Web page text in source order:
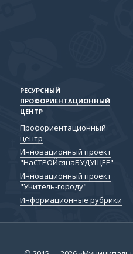
РЕСУРСНЫЙ
ПРОФОРИЕНТАЦИОННЫЙ
ЦЕНТР
Профориентационный
центр
Инновационный проект
"НаСТРОЙсянаБУДУЩЕЕ"
Инновационный проект
"Учитель-городу"
Информационные рубрики